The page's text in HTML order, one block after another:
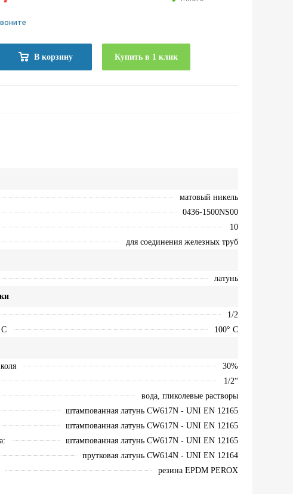
В корзину Купить в 1 клик
матовый никель
0436-1500NS00
10
для соединения железных труб
латунь
1/2
100° С
30%
1/2“
вода, гликолевые растворы
штампованная латунь CW617N - UNI EN 12165
штампованная латунь CW617N - UNI EN 12165
штампованная латунь CW617N - UNI EN 12165
прутковая латунь CW614N - UNI EN 12164
резина EPDM PEROX